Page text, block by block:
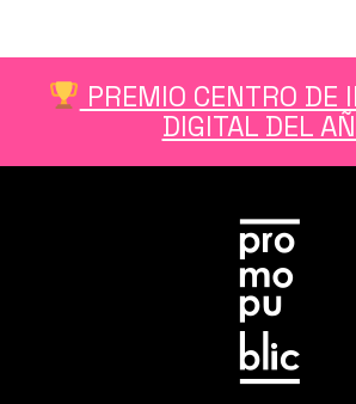
PREMIO CENTRO DE
DIGITAL DEL